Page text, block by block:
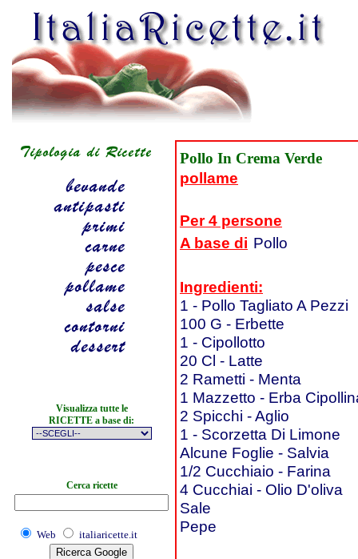
Visualizza tutte le
RICETTE a base di:
Cerca ricette
Web italiaricette.it
Pollo In Crema Verde
pollame
Per 4 persone
A base di Pollo
Ingredienti:
1 - Pollo Tagliato A Pezzi
100 G - Erbette
1 - Cipollotto
20 Cl - Latte
2 Rametti - Menta
1 Mazzetto - Erba
2 Spicchi - Aglio
1 - Scorzetta Di Limone
Alcune Foglie - Salvia
1/2 Cucchiaio - Farina
4 Cucchiai - Olio D'oliva
Sale
Pepe